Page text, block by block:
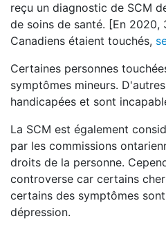
reçu un diagnostic de SCM
de soins de santé. [En 2020,
Canadiens étaient touchés,
Certaines personnes
symptômes mineurs.
handicapées et sont
La SCM est également
par les commissions
droits de la personne.
controverse car certains
certains des symptômes
dépression.